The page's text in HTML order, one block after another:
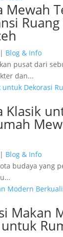
Mewah
Ruang
| Blog & Info
pusat dari
dan...
Klasik
| Blog & Info
budaya yang
Makan